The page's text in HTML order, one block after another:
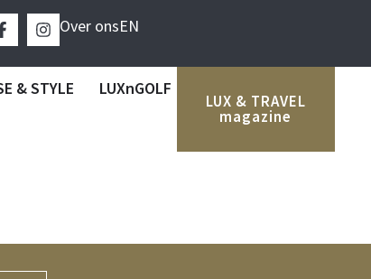
Over onsEN
& STYLE LUXnGOLF
LUX & TRAVEL
magazine